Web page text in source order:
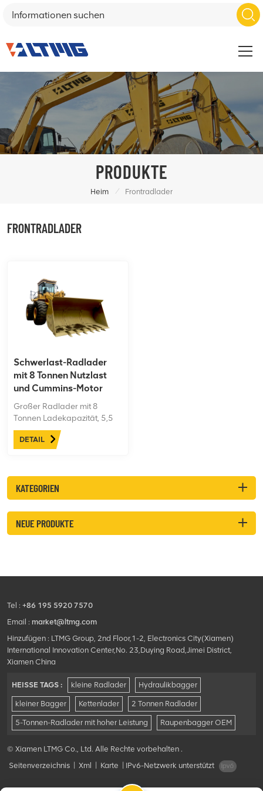
PRODUKTE
Heim / Frontradlader
FRONTRADLADER
Schwerlast-Radlader
mit 8 Tonnen Nutzlast
und Cummins-Motor
Großer Radlader mit 8
Tonnen Ladekapazität, 5,5
Kubikmeter
Schaufelvolumen, 247 kW
DETAIL
KATEGORIEN
NEUE PRODUKTE
Tel : +86 195 5920 7570
Email : market@ltmg.com
Hinzufügen : LTMG Group, 2nd Floor,1-2, Electronics City(Xiamen)
International Innovation Center,No. 23,Duying Road,Jimei District,
Xiamen China
HEISSE TAGS : kleine Radlader Hydraulikbagger
kleiner Bagger Kettenlader 2 Tonnen Radlader
5-Tonnen-Radlader mit hoher Leistung Raupenbagger OEM
© Xiamen LTMG Co., Ltd. Alle Rechte vorbehalten .
Seitenverzeichnis
Xml Karte IPv6-Netzwerk unterstützt